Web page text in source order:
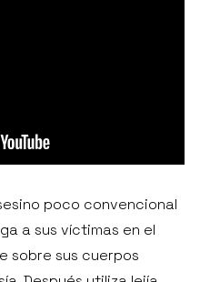
poco convencional
a sus víctimas en el
sobre sus cuerpos